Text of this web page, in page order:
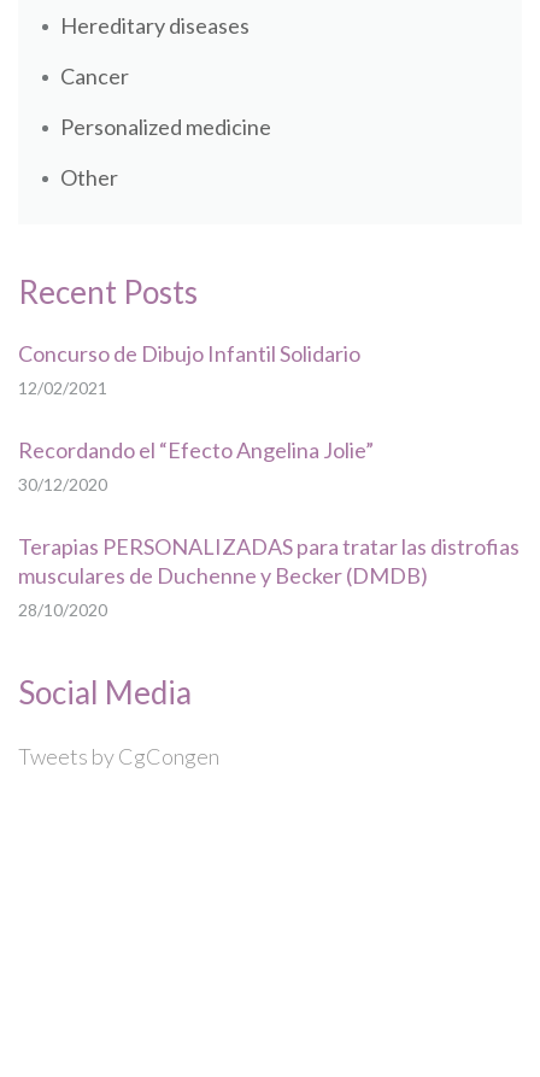
Hereditary diseases
Cancer
Personalized medicine
Other
Recent Posts
Concurso de Dibujo Infantil Solidario
12/02/2021
Recordando el “Efecto Angelina Jolie”
30/12/2020
Terapias PERSONALIZADAS para tratar las distrofias
musculares de Duchenne y Becker (DMDB)
28/10/2020
Social Media
Tweets by CgCongen